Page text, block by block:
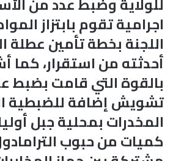
اجرامية تقوم بابتزاز
اللجنة بخطة تأمين عطلة
أحدثته من استقرار، كما
بالقوة التي قامت بضبط
تشويش إضافة للضبطية
المخدرات بمحلية جبل
كميات من حبوب